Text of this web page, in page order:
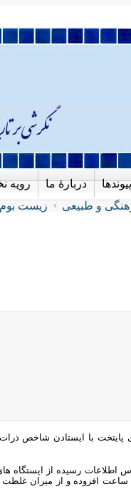
رویه دربارهٔ ما پیوندها
و طبیعی زیست بوم
اطلاعات رسیده از
افزوده و از میزان غلظت